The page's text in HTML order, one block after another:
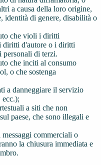
a causa della loro origine,
identità di genere, disabilità o
che violi i diritti
d'autore o i diritti
personali di terzi.
che inciti al consumo
o che sostenga
a danneggiare il servizio
a siti che non
paese, che sono illegali e
commerciali o
la chiusura immediata e